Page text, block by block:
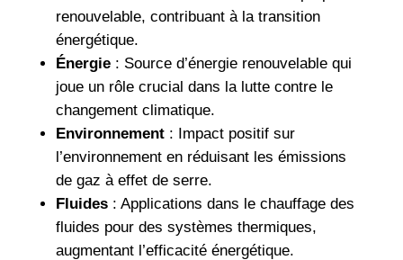
renouvelable, contribuant à la transition
énergétique.
Énergie: Source d’énergie renouvelable qui
joue un rôle crucial dans la lutte contre le
changement climatique.
Environnement: Impact positif sur
l’environnement en réduisant les émissions
de gaz à effet de serre.
Fluides: Applications dans le chauffage des
fluides pour des systèmes thermiques,
augmentant l’efficacité énergétique.